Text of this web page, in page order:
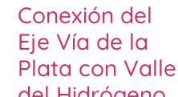
Conexión del
Eje Vía de la
Plata con Valle